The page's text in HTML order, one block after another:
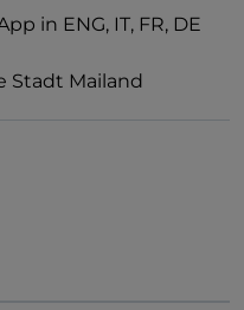
in ENG, IT, FR, DE
Stadt Mailand